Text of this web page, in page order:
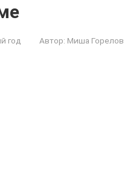
год Автор: Миша Горелов